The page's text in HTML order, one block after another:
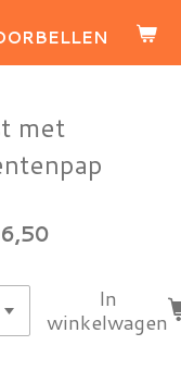
met
In
winkelwagen